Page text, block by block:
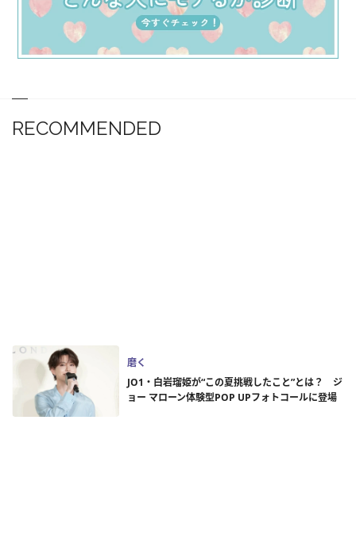
RECOMMENDED
磨く
JO1・白岩瑠姫が“この夏挑戦したこと”とは？ ジ
ョー マローン体験型POP UPフォトコールに登場